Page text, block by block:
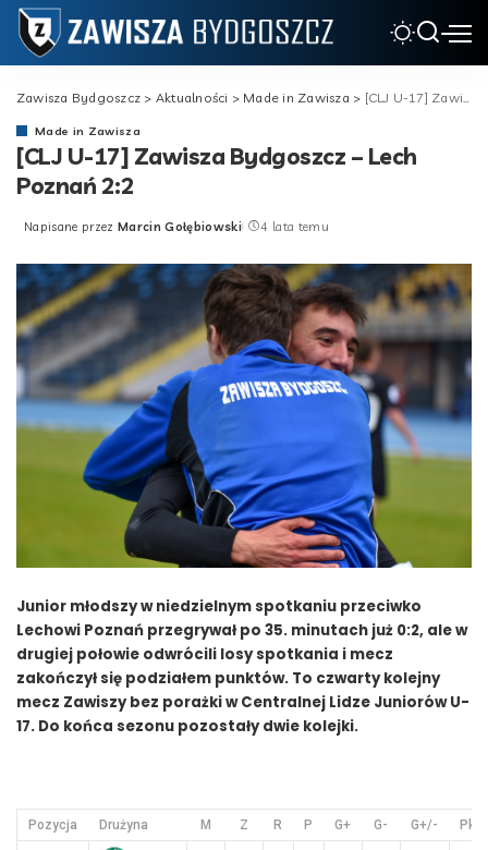
Zawisza Bydgoszcz > Aktualności > Made in Zawisza > [CLJ U-17] Zawisza Bydgoszcz – Lech Poznań 2:2
Made in Zawisza
[CLJ U-17] Zawisza Bydgoszcz – Lech
Poznań 2:2
Posted
Napisane przez Marcin Gołębiowski 4 lata temu
Junior młodszy w niedzielnym spotkaniu przeciwko
Lechowi Poznań przegrywał po 35. minutach już 0:2, ale w
drugiej połowie odwrócili losy spotkania i mecz
zakończył się podziałem punktów. To czwarty kolejny
mecz Zawiszy bez porażki w Centralnej Lidze Juniorów U-
17. Do końca sezonu pozostały dwie kolejki.
Pozycja Drużyna M Z R P G+ G- G+/- Pkt